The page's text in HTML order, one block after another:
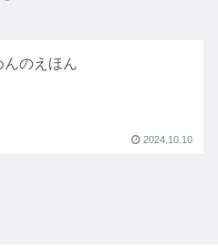
んのえほん
2024.10.10